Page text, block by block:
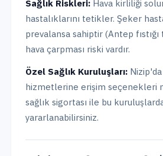
Sağlık Riskleri: Hava kirliliği
hastalıklarını tetikler. Şeker
prevalansa sahiptir (Antep fıstığı
hava çarpması riski vardır.
Özel Sağlık Kuruluşları: Nizip'da
hizmetlerine erişim seçenekleri
sağlık sigortası ile bu
yararlanabilirsiniz.